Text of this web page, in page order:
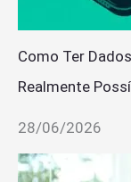
Como Ter
Realmente
28/06/2026